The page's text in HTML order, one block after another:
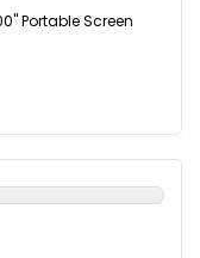
Portable Screen